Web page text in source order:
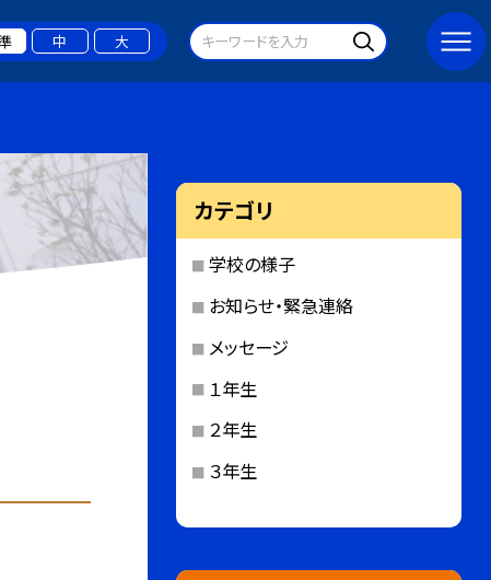
中 大
カテゴリ
学校の様子
お知らせ・緊急連絡
メッセージ
１年生
２年生
３年生